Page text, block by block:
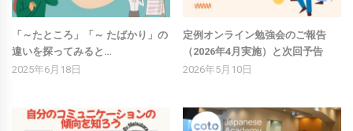
「～たところ」「～ たばかり」の
違いを探ってみると…
2025年6月18日
定例オンライン勉強会のご報告
（2026年4月実施）と次回予告
2026年5月10日